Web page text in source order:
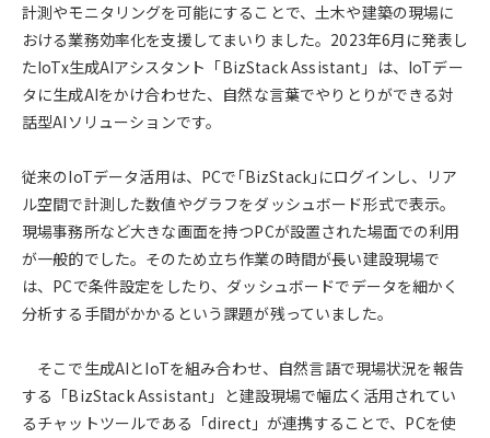
計測やモニタリングを可能にすることで、土木や建築の現場に
おける業務効率化を支援してまいりました。2023年6月に発表し
たIoTx生成AIアシスタント 「BizStack Assistant」は、IoTデー
タに生成AIをかけ合わせた、自然な言葉でやりとりができる対
話型AIソリューションです。
従来のIoTデータ活用は、PCで｢BizStack｣にログインし、リア
ル空間で計測した数値やグラフをダッシュボード形式で表示。
現場事務所など大きな画面を持つPCが設置された場面での利用
が一般的でした。そのため立ち作業の時間が長い建設現場で
は、PCで条件設定をしたり、ダッシュボードでデータを細かく
分析する手間がかかるという課題が残っていました。
そこで生成AIとIoTを組み合わせ、自然言語で現場状況を報告
する「BizStack Assistant」と建設現場で幅広く活用されてい
るチャットツールである「direct」が連携することで、PCを使